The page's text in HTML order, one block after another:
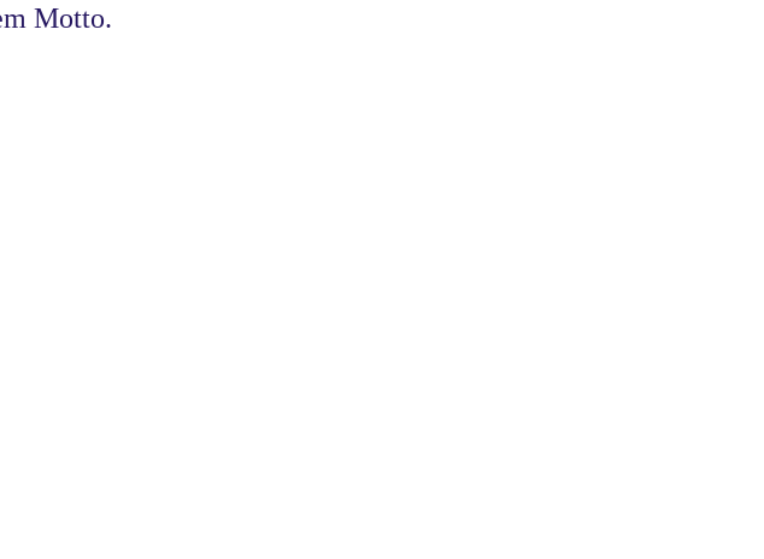
Motto.